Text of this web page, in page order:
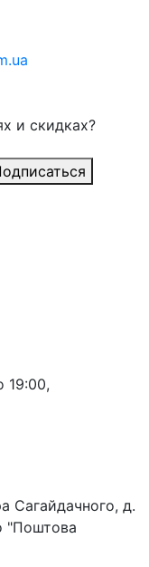
и скидках?
19:00,
Сагайдачного, д.
"Поштова